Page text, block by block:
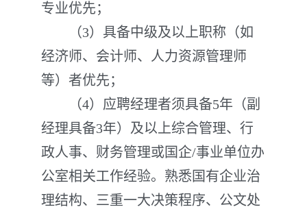
专业优先；
（3）具备中级及以上职称（如
经济师、会计师、人力资源管理师
等）者优先；
（4）应聘经理者须具备5年（副
经理具备3年）及以上综合管理、行
政人事、财务管理或国企/事业单位办
公室相关工作经验。熟悉国有企业治
理结构、三重一大决策程序、公文处